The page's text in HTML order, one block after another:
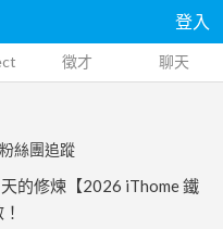
登入
徵才 聊天
絲團追蹤
的修煉【2026 iThome 鐵